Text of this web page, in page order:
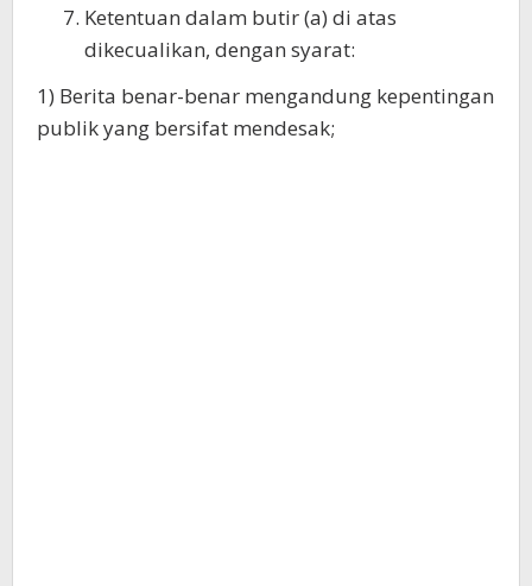
Ketentuan dalam butir (a) di atas
dikecualikan, dengan syarat:
1) Berita benar-benar mengandung kepentingan
publik yang bersifat mendesak;